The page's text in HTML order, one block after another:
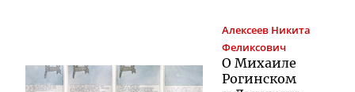
Алексеев Никита
Феликсович
О Михаиле
Рогинском